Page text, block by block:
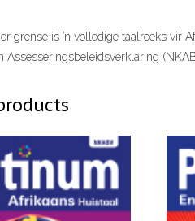
grense is ’n volledige taalreeks vir
Assesseringsbeleidsverklaring